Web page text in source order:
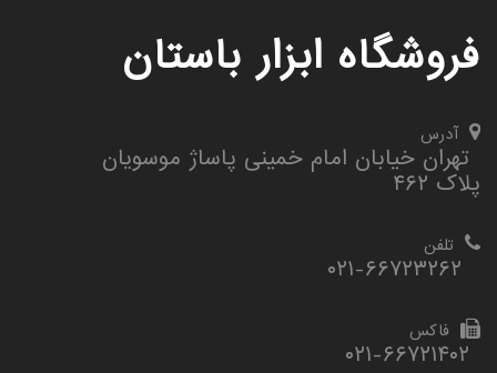
فروشگاه ابزار باستان
آدرس
تهران خیابان امام خمینی پاساژ موسویان
پلاک ۴۶۲
تلفن
فاکس
۰۲۱-۶۶۷۲۱۴۰۲